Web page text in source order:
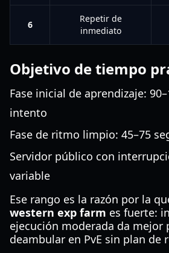
6
Repetir de
inmediato
Objetivo de tiempo
Fase inicial de aprendizaje:
intento
Fase de ritmo limpio: 45–75
Servidor público con
variable
Ese rango es la razón por la
western exp farm es fuerte:
ejecución moderada da mejor
deambular en PvE sin plan de